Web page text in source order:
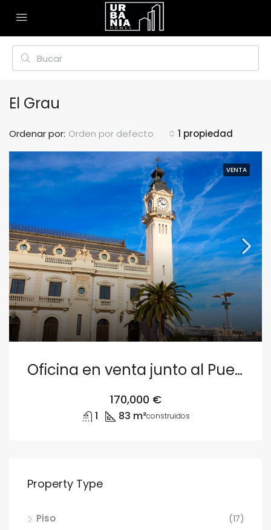
El Grau
1 propiedad
Ordenar por: Orden por defecto
VENTA
Oficina en venta junto al Puerto de Valencia
170,000 €
1 83 m²construidos
Property Type
Piso
(17)